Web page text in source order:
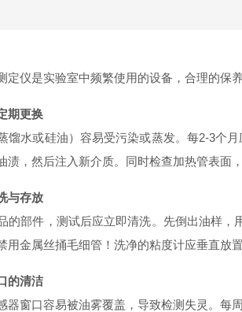
定仪是实验室中频繁使用的设备，合理的保
期更换
馏水或硅油）容易受污染或蒸发。每2-3个
渍，然后注入新介质。同时检查加热管表面
与存放
的部件，测试后应立即清洗。先倒出油样
用金属丝捅毛细管！洗净的粘度计应垂直
的清洁
器窗口容易被油雾覆盖，导致检测失灵。